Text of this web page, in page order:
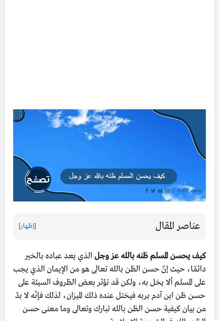
عناصر المقال [إظهار]
كيف يحسن المسلم ظنه بالله عز وجل الذي يعد عباده بالخير
دائمًا، حيث إنّ حسن الظن بالله تعالى هو من الإيمان الذي يجب
على المسلم ألا يخل به، ولكن قد تؤثر بعض الظروف السيئة على
حسن ظن ابن آدم بربه فيختل عنده ذلك الميزان، لذلك فإنّه لا بدّ
من بيان كيفية حسن الظن بالله تبارك وتعالى وما معنى حسن